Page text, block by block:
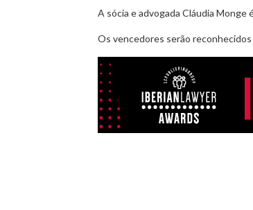
A sócia e advogada Cláudia Monge
Os vencedores serão